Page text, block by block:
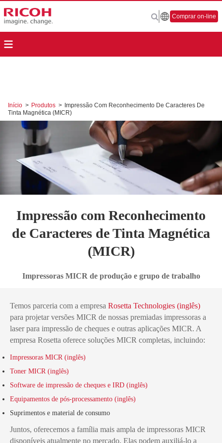
Comprar on-line
Início > Produtos > Impressão Com Reconhecimento De Caracteres De
Tinta Magnética (MICR)
Impressão com Reconhecimento
de Caracteres de Tinta Magnética
(MICR)
Impressoras MICR de produção e grupo de trabalho
Temos parceria com a empresa Rosetta Technologies (inglês)
para projetar versões MICR de nossas premiadas impressoras a
laser para impressão de cheques e outras aplicações MICR. A
empresa Rosetta oferece soluções MICR completas, incluindo:
Impressoras MICR (inglês)
Toner MICR (inglês)
Software de impressão de cheques e IRD (inglês)
Equipamentos de pós-processamento (inglês)
Suprimentos e material de consumo
Juntos, oferecemos a família mais ampla de impressoras MICR
disponíveis atualmente no mercado. Elas podem auxiliá-lo a